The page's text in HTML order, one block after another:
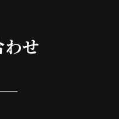
わせ